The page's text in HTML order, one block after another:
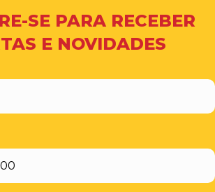
SE PARA RECEBER
E NOVIDADES